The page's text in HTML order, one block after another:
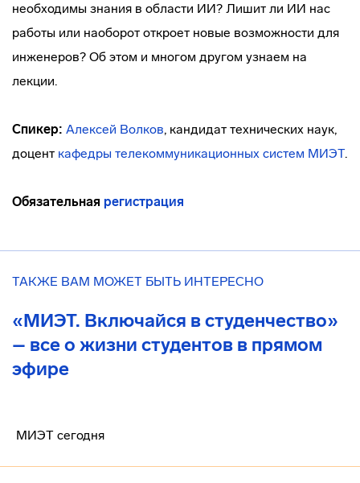
необходимы знания в области ИИ? Лишит ли ИИ нас
работы или наоборот откроет новые возможности для
инженеров? Об этом и многом другом узнаем на
лекции.
Спикер: Алексей Волков, кандидат технических наук,
доцент кафедры телекоммуникационных систем МИЭТ.
Обязательная регистрация
ТАКЖЕ ВАМ МОЖЕТ БЫТЬ ИНТЕРЕСНО
«МИЭТ. Включайся в студенчество»
– все о жизни студентов в прямом
эфире
МИЭТ сегодня